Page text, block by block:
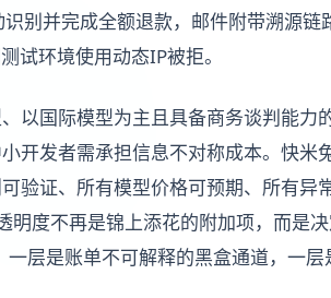
别并完成全额退款，邮件附带溯源链
试环境使用动态IP被拒。
以国际模型为主且具备商务谈判能力
发者需承担信息不对称成本。快米
验证、所有模型价格可预期、所有异
明度不再是锦上添花的附加项，而是
层是账单不可解释的黑盒通道，一层